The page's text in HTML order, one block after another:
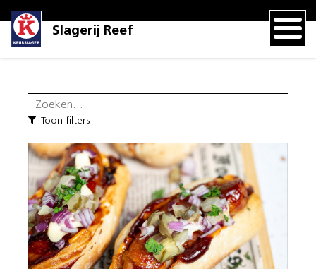
Slagerij Reef
Toon filters